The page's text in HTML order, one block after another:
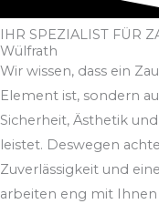
IHR SPEZIALIST FÜR
Wülfrath
Wir wissen, dass ein
Element ist, sondern
Sicherheit, Ästhetik
leistet. Deswegen
Zuverlässigkeit und
arbeiten eng mit